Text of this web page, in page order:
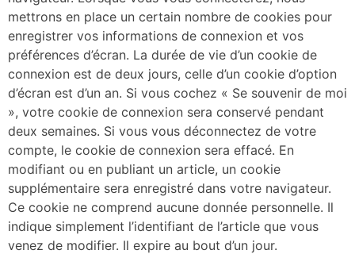
mettrons en place un certain nombre de cookies pour
enregistrer vos informations de connexion et vos
préférences d’écran. La durée de vie d’un cookie de
connexion est de deux jours, celle d’un cookie d’option
d’écran est d’un an. Si vous cochez « Se souvenir de moi
», votre cookie de connexion sera conservé pendant
deux semaines. Si vous vous déconnectez de votre
compte, le cookie de connexion sera effacé. En
modifiant ou en publiant un article, un cookie
supplémentaire sera enregistré dans votre navigateur.
Ce cookie ne comprend aucune donnée personnelle. Il
indique simplement l’identifiant de l’article que vous
venez de modifier. Il expire au bout d’un jour.